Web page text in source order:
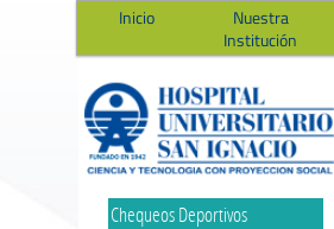
Inicio
Nuestra
Institución
Chequeos Deportivos